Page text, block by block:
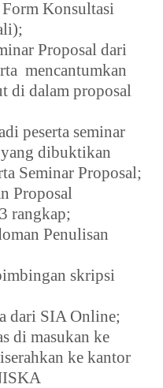
Konsultasi
Proposal dari
mencantumkan
di dalam proposal
peserta seminar
yang dibuktikan
Seminar Proposal;
Proposal
3 rangkap;
Penulisan
skripsi
dari SIA Online;
di masukan ke
ke kantor